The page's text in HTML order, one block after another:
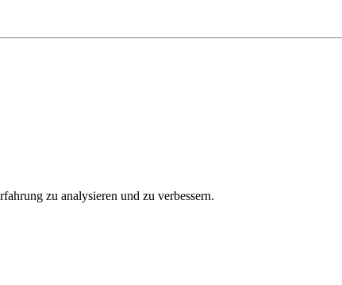
zu analysieren und zu verbessern.